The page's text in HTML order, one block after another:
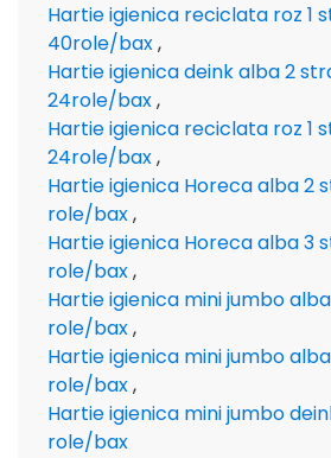
Hartie igienica reciclata roz 1
40role/bax,
Hartie igienica deink alba 2
24role/bax,
Hartie igienica reciclata roz 1
24role/bax,
Hartie igienica Horeca alba 2
role/bax,
Hartie igienica Horeca alba 3
role/bax,
Hartie igienica mini jumbo alba
role/bax,
Hartie igienica mini jumbo alba
role/bax,
Hartie igienica mini jumbo
role/bax